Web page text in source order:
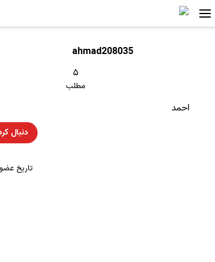
ahmad208035
۵
مطلب
احمد
دنبال
تاریخ